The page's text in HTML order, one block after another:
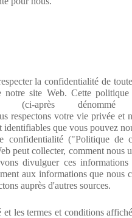
la confidentialité de
site Web. Cette
(ci-après
respectons votre vie privée et
identifiables que vous pouvez
confidentialité ("Politique de
peut collecter, comment nous
divulguer ces
aux informations que nous
auprès d'autres sources.
les termes et conditions